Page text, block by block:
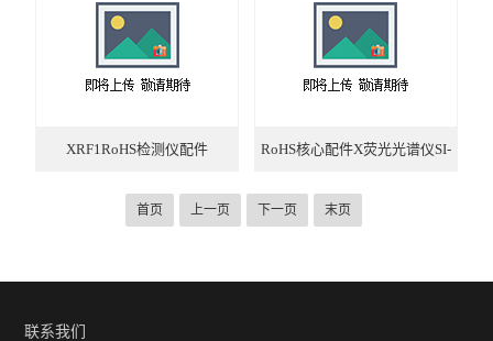
XRF1RoHS检测仪配件 RoHS核心配件X荧光光谱仪SI-
PIN探测器
首页 上一页 下一页 末页
联系我们